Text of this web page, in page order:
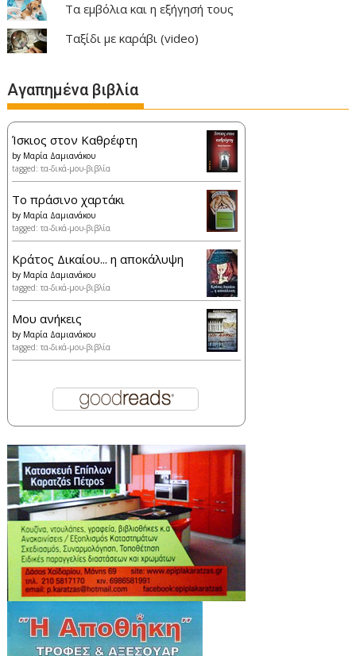
Τα εμβόλια και η εξήγησή τους
Ταξίδι με καράβι (video)
Αγαπημένα βιβλία
Ίσκιος στον Καθρέφτη
by Μαρία Δαμιανάκου
tagged: τα-δικά-μου-βιβλία
Το πράσινο χαρτάκι
by Μαρία Δαμιανάκου
tagged: τα-δικά-μου-βιβλία
Κράτος Δικαίου... η αποκάλυψη
by Μαρία Δαμιανάκου
tagged: τα-δικά-μου-βιβλία
Μου ανήκεις
by Μαρία Δαμιανάκου
tagged: τα-δικά-μου-βιβλία